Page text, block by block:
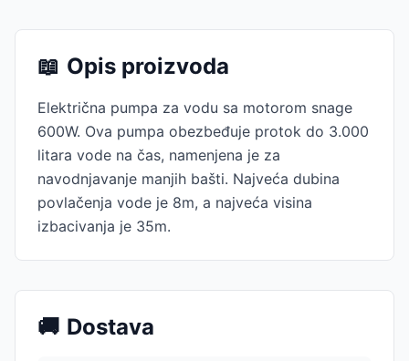
📖 Opis proizvoda
Električna pumpa za vodu sa motorom snage
600W. Ova pumpa obezbeđuje protok do 3.000
litara vode na čas, namenjena je za
navodnjavanje manjih bašti. Najveća dubina
povlačenja vode je 8m, a najveća visina
izbacivanja je 35m.
🚚 Dostava